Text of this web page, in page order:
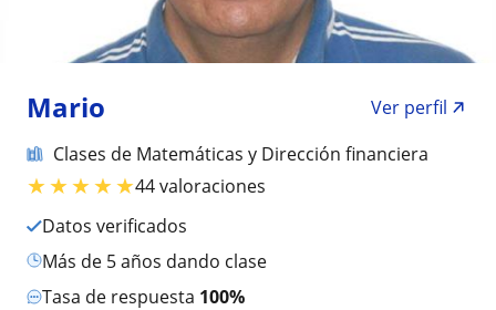
Mario
Ver perfil
Clases de Matemáticas y Dirección financiera
★★★★★44 valoraciones
Datos verificados
más de 5 años dando clase
Tasa de respuesta 100%